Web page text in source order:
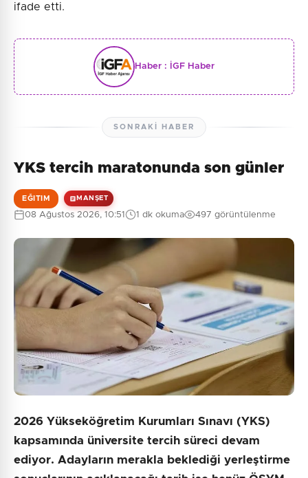
ifade etti.
Haber : İGF Haber
SONRAKI HABER
YKS tercih maratonunda son günler
EĞITIM MANŞET
08 Ağustos 2026, 10:51 1 dk okuma 497 görüntülenme
2026 Yükseköğretim Kurumları Sınavı (YKS)
kapsamında üniversite tercih süreci devam
ediyor. Adayların merakla beklediği yerleştirme